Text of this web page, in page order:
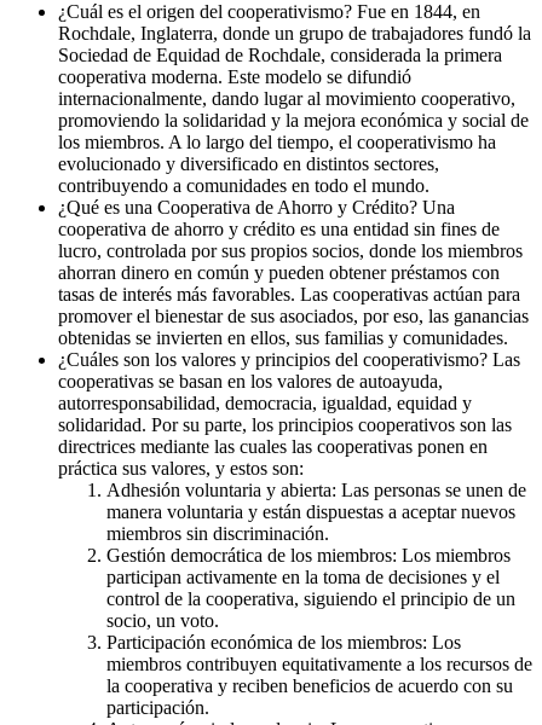
¿Cuál es el origen del cooperativismo? Fue en 1844, en
Rochdale, Inglaterra, donde un grupo de trabajadores fundó la
Sociedad de Equidad de Rochdale, considerada la primera
cooperativa moderna. Este modelo se difundió
internacionalmente, dando lugar al movimiento cooperativo,
promoviendo la solidaridad y la mejora económica y social de
los miembros. A lo largo del tiempo, el cooperativismo ha
evolucionado y diversificado en distintos sectores,
contribuyendo a comunidades en todo el mundo.
¿Qué es una Cooperativa de Ahorro y Crédito? Una
cooperativa de ahorro y crédito es una entidad sin fines de
lucro, controlada por sus propios socios, donde los miembros
ahorran dinero en común y pueden obtener préstamos con
tasas de interés más favorables. Las cooperativas actúan para
promover el bienestar de sus asociados, por eso, las ganancias
obtenidas se invierten en ellos, sus familias y comunidades.
¿Cuáles son los valores y principios del cooperativismo? Las
cooperativas se basan en los valores de autoayuda,
autorresponsabilidad, democracia, igualdad, equidad y
solidaridad. Por su parte, los principios cooperativos son las
directrices mediante las cuales las cooperativas ponen en
práctica sus valores, y estos son:
Adhesión voluntaria y abierta: Las personas se unen de
manera voluntaria y están dispuestas a aceptar nuevos
miembros sin discriminación.
Gestión democrática de los miembros: Los miembros
participan activamente en la toma de decisiones y el
control de la cooperativa, siguiendo el principio de un
socio, un voto.
Participación económica de los miembros: Los
miembros contribuyen equitativamente a los recursos de
la cooperativa y reciben beneficios de acuerdo con su
participación.